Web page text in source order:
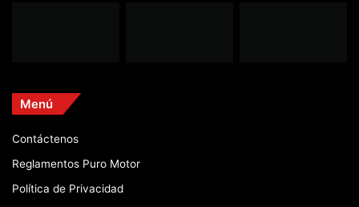
Menú
Contáctenos
Reglamentos Puro Motor
Política de Privacidad